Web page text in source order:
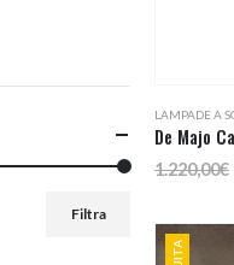
LAMPADE A
De Majo
1.220,00€
Filtra